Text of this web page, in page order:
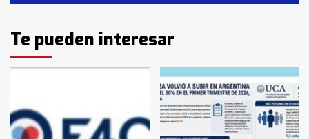
3
Identidad de los adolescentes
pampeanos que fueron
en la mañana del lunes
Accidente en Ruta 5: falleció un
joven de Trenque Lauquen
Te pueden interesar